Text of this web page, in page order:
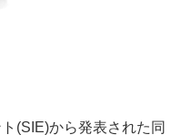
(SIE)から発表された同